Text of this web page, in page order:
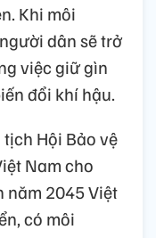
Khi môi
dân sẽ trở
việc giữ gìn
đổi khí hậu.
Hội Bảo vệ
Nam cho
năm 2045 Việt
có môi